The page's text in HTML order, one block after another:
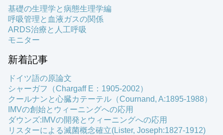
基礎の生理学と病態生理学編
呼吸管理と血液ガスの関係
ARDS治療と人工呼吸
モニター
新着記事
ドイツ語の原論文
シャーガフ（Chargaff E：1905-2002）
クールナンと心臓カテーテル（Cournand, A:1895-1988）
IMVの創始とウィーニングへの応用
ダウンズ:IMVの開発とウィーニングへの応用
リスターによる滅菌概念確立(Lister, Joseph:1827-1912)